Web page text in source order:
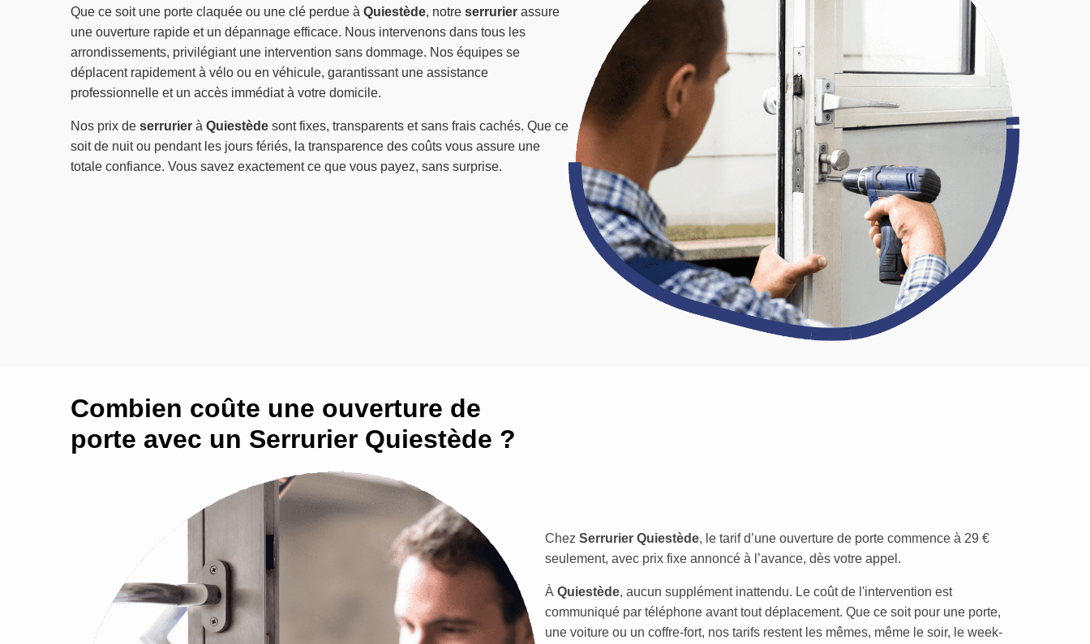
Que ce soit une porte claquée ou une clé perdue à Quiestède, notre serrurier assure
une ouverture rapide et un dépannage efficace. Nous intervenons dans tous les
arrondissements, privilégiant une intervention sans dommage. Nos équipes se
déplacent rapidement à vélo ou en véhicule, garantissant une assistance
professionnelle et un accès immédiat à votre domicile.
Nos prix de serrurier à Quiestède sont fixes, transparents et sans frais cachés. Que ce
soit de nuit ou pendant les jours fériés, la transparence des coûts vous assure une
totale confiance. Vous savez exactement ce que vous payez, sans surprise.
Combien coûte une ouverture de
porte avec un Serrurier Quiestède ?
Chez Serrurier Quiestède, le tarif d’une ouverture de porte commence à 29 €
seulement, avec prix fixe annoncé à l’avance, dès votre appel.
À Quiestède, aucun supplément inattendu. Le coût de l'intervention est
communiqué par téléphone avant tout déplacement. Que ce soit pour une porte,
une voiture ou un coffre-fort, nos tarifs restent les mêmes, même le soir, le week-